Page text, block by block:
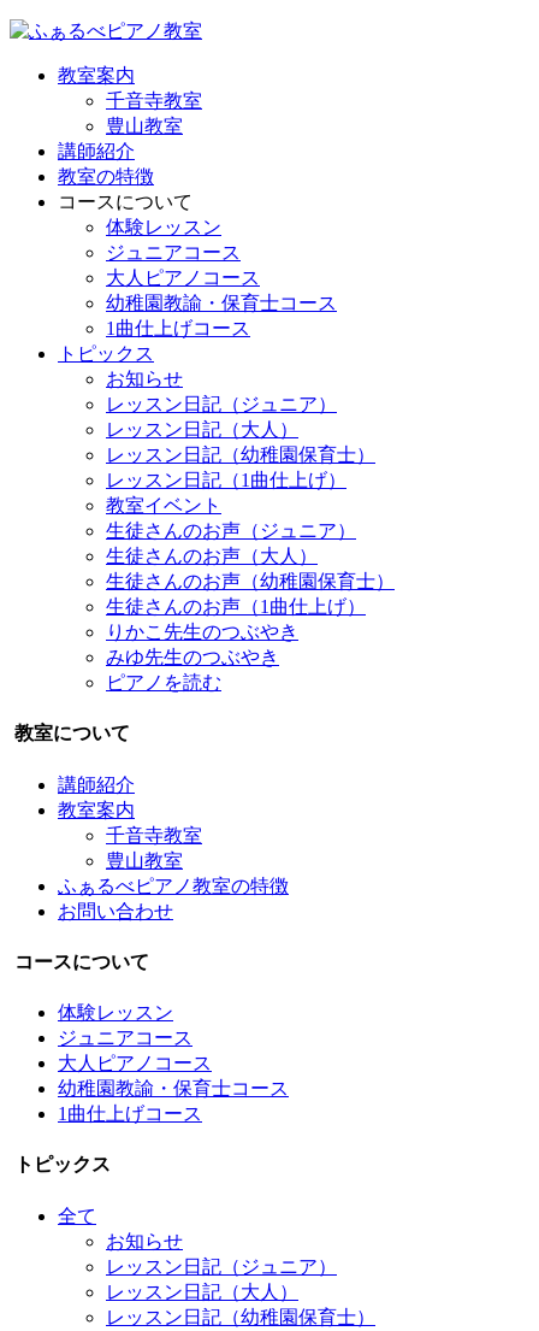
教室案内
千音寺教室
豊山教室
講師紹介
教室の特徴
コースについて
体験レッスン
ジュニアコース
大人ピアノコース
幼稚園教諭・保育士コース
1曲仕上げコース
トピックス
お知らせ
レッスン日記（ジュニア）
レッスン日記（大人）
レッスン日記（幼稚園保育士）
レッスン日記（1曲仕上げ）
教室イベント
生徒さんのお声（ジュニア）
生徒さんのお声（大人）
生徒さんのお声（幼稚園保育士）
生徒さんのお声（1曲仕上げ）
りかこ先生のつぶやき
みゆ先生のつぶやき
ピアノを読む
教室について
講師紹介
教室案内
千音寺教室
豊山教室
ふぁるべピアノ教室の特徴
お問い合わせ
コースについて
体験レッスン
ジュニアコース
大人ピアノコース
幼稚園教諭・保育士コース
1曲仕上げコース
トピックス
全て
お知らせ
レッスン日記（ジュニア）
レッスン日記（大人）
レッスン日記（幼稚園保育士）